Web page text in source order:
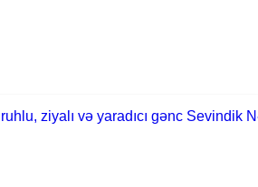
ziyalı və yaradıcı gənc Sevindik